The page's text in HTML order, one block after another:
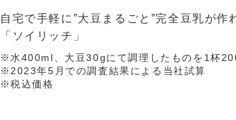
自宅で手軽に”大豆まるごと”完全豆乳が作
「ソイリッチ」
水400ml、大豆30gにて調理したものを1杯
2023年5月での調査結果による当社試算
税込価格